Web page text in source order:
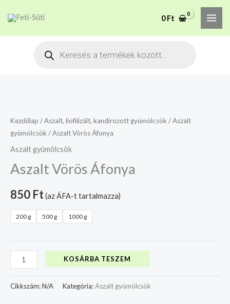
content
0Ft
Products
Kezdőlap /Aszalt, liofilizált, kandírozott gyümölcsök /Aszalt
gyümölcsök / Aszalt Vörös Áfonya
Aszalt gyümölcsök
Aszalt Vörös Áfonya
850 Ft(az ÁFA-t tartalmazza)
200 g 500 g 1000 g
Áfonya
mennyiség
KOSÁRBA TESZEM
Cikkszám:N/A Kategória:Aszalt gyümölcsök
A mélyhűtött termékeket
csakis saját felelősségre
Megértettem